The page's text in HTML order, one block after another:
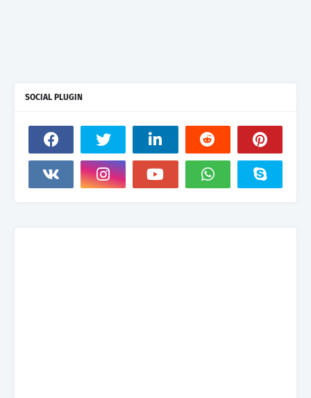
SOCIAL PLUGIN